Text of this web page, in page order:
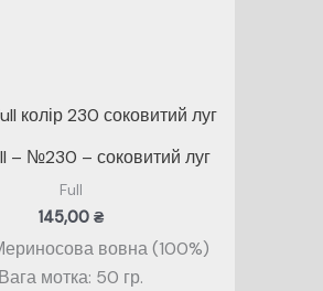
– №230 – соковитий луг
Full
145,00 ₴
вовна (100%)
Вага мотка: 50 гр.